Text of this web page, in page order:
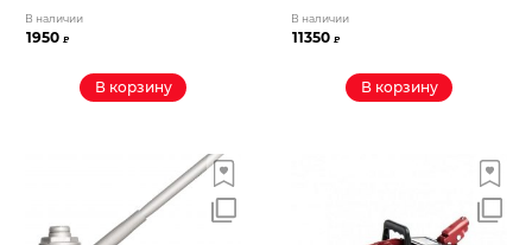
В наличии
1950₽
В корзину
В наличии
11350₽
В корзину